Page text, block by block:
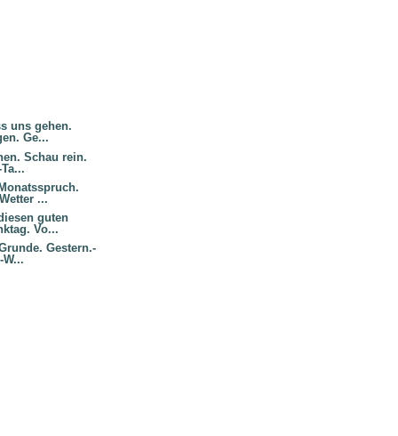
uns gehen.
Ge...
Schau rein.
...
guten
Vo...
Gestern.-
W...